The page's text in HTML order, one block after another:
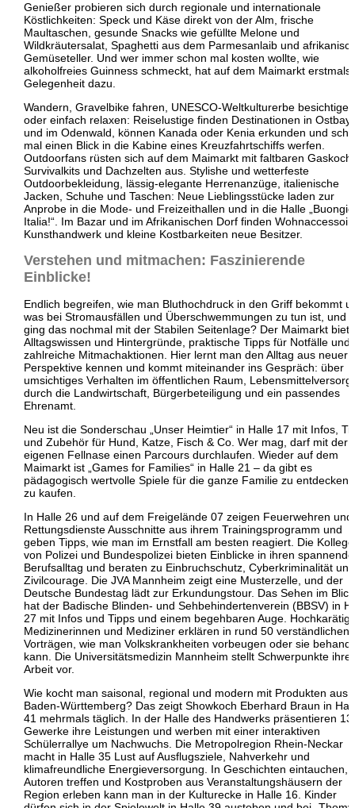
Genießer probieren sich durch regionale und internationale
Köstlichkeiten: Speck und Käse direkt von der Alm, frische
Maultaschen, gesunde Snacks wie gefüllte Melone und
Wildkräutersalat, Spaghetti aus dem Parmesanlaib und
Gemüseteller. Und wer immer schon mal kosten wollte, wie
alkoholfreies Guinness schmeckt, hat auf dem Maimarkt erstmals
Gelegenheit dazu.
Wandern, Gravelbike fahren, UNESCO-Weltkulturerbe besichtigen
oder einfach relaxen: Reiselustige finden Destinationen in
und im Odenwald, können Kanada oder Kenia erkunden und
mal einen Blick in die Kabine eines Kreuzfahrtschiffs werfen.
Outdoorfans rüsten sich auf dem Maimarkt mit faltbaren
Survivalkits und Dachzelten aus. Stylishe und wetterfeste
Outdoorbekleidung, lässig-elegante Herrenanzüge, italienische
Jacken, Schuhe und Taschen: Neue Lieblingsstücke laden zur
Anprobe in die Mode- und Freizeithallen und in die Halle
Italia!“. Im Bazar und im Afrikanischen Dorf finden
Kunsthandwerk und kleine Kostbarkeiten neue Besitzer.
Verstehen und mitmachen: Faszinierende
Einblicke!
Endlich begreifen, wie man Bluthochdruck in den Griff bekommt
was bei Stromausfällen und Überschwemmungen zu tun ist, und
ging das nochmal mit der Stabilen Seitenlage? Der Maimarkt
Alltagswissen und Hintergründe, praktische Tipps für Notfälle und
zahlreiche Mitmachaktionen. Hier lernt man den Alltag aus neuer
Perspektive kennen und kommt miteinander ins Gespräch: über
umsichtiges Verhalten im öffentlichen Raum,
durch die Landwirtschaft, Bürgerbeteiligung und ein passendes
Ehrenamt.
Neu ist die Sonderschau „Unser Heimtier“ in Halle 17 mit Infos,
und Zubehör für Hund, Katze, Fisch & Co. Wer mag, darf mit der
eigenen Fellnase einen Parcours durchlaufen. Wieder auf dem
Maimarkt ist „Games for Families“ in Halle 21 – da gibt es
pädagogisch wertvolle Spiele für die ganze Familie zu entdecken
zu kaufen.
In Halle 26 und auf dem Freigelände 07 zeigen Feuerwehren und
Rettungsdienste Ausschnitte aus ihrem Trainingsprogramm und
geben Tipps, wie man im Ernstfall am besten reagiert. Die
von Polizei und Bundespolizei bieten Einblicke in ihren
Berufsalltag und beraten zu Einbruchschutz, Cyberkriminalität und
Zivilcourage. Die JVA Mannheim zeigt eine Musterzelle, und der
Deutsche Bundestag lädt zur Erkundungstour. Das Sehen im Blick
hat der Badische Blinden- und Sehbehindertenverein (BBSV) in
27 mit Infos und Tipps und einem begehbaren Auge.
Medizinerinnen und Mediziner erklären in rund 50 verständlichen
Vorträgen, wie man Volkskrankheiten vorbeugen oder sie
kann. Die Universitätsmedizin Mannheim stellt Schwerpunkte ihrer
Arbeit vor.
Wie kocht man saisonal, regional und modern mit Produkten aus
Baden-Württemberg? Das zeigt Showkoch Eberhard Braun in
41 mehrmals täglich. In der Halle des Handwerks präsentieren 13
Gewerke ihre Leistungen und werben mit einer interaktiven
Schülerrallye um Nachwuchs. Die Metropolregion Rhein-Neckar
macht in Halle 35 Lust auf Ausflugsziele, Nahverkehr und
klimafreundliche Energieversorgung. In Geschichten eintauchen,
Autoren treffen und Kostproben aus Veranstaltungshäusern der
Region erleben kann man in der Kulturecke in Halle 16. Kinder